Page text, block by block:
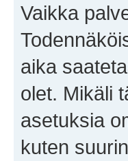
Vaikka
aika
olet. Mikäli
asetuksia
kuten